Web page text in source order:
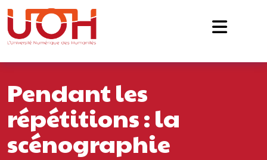
Passer au contenu
Navigation principale
Pendant les
répétitions : la
scénographie